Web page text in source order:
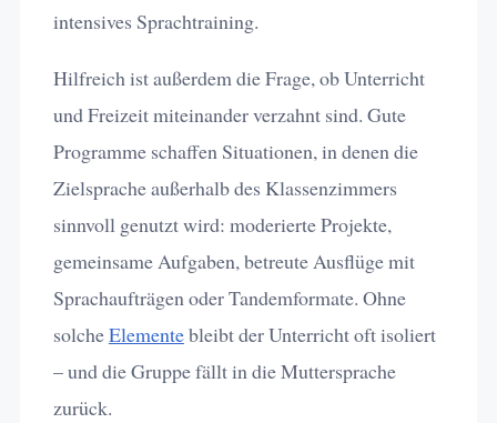
intensives Sprachtraining.
Hilfreich ist außerdem die Frage, ob Unterricht
und Freizeit miteinander verzahnt sind. Gute
Programme schaffen Situationen, in denen die
Zielsprache außerhalb des Klassenzimmers
sinnvoll genutzt wird: moderierte Projekte,
gemeinsame Aufgaben, betreute Ausflüge mit
Sprachaufträgen oder Tandemformate. Ohne
solcheElementebleibt der Unterricht oft isoliert
– und die Gruppe fällt in die Muttersprache
zurück.